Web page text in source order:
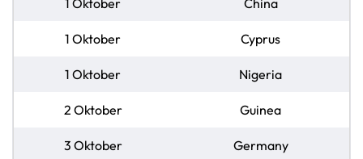
1 Oktober Cyprus
1 Oktober Nigeria
2 Oktober Guinea
3 Oktober Germany